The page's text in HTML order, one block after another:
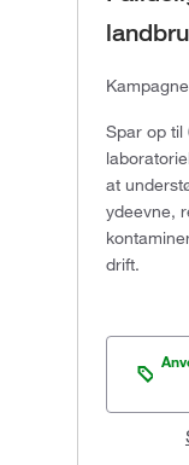
Spar op til
at
ydeevne,
drift.